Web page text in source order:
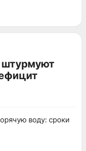
штурмуют
воду: сроки